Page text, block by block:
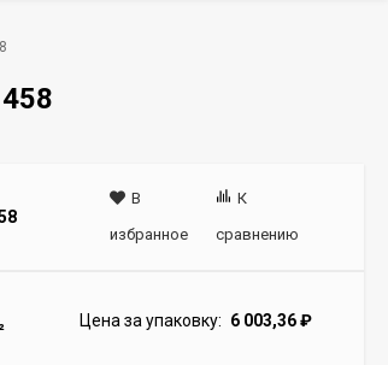
В
избранное
К
сравнению
Цена за упаковку: 6 003,36₽